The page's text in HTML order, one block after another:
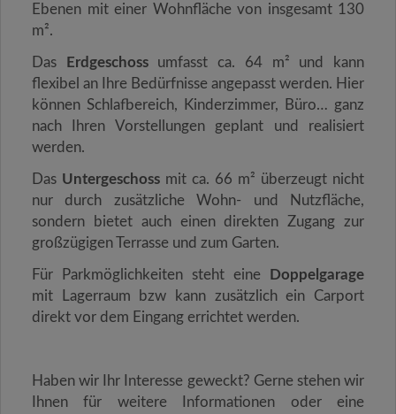
Ebenen mit einer Wohnfläche von insgesamt 130
m².
Das Erdgeschossumfasst ca. 64 m² und kann
flexibel an Ihre Bedürfnisse angepasst werden. Hier
können Schlafbereich, Kinderzimmer, Büro… ganz
nach Ihren Vorstellungen geplant und realisiert
werden.
Das Untergeschoss mit ca. 66 m² überzeugt nicht
nur durch zusätzliche Wohn- und Nutzfläche,
sondern bietet auch einen direkten Zugang zur
großzügigen Terrasse und zum Garten.
Für Parkmöglichkeiten steht eine
Doppelgarage
mit Lagerraum bzw kann zusätzlich ein Carport
direkt vor dem Eingang errichtet werden.
Haben wir Ihr Interesse geweckt? Gerne stehen wir
Ihnen für weitere Informationen oder eine